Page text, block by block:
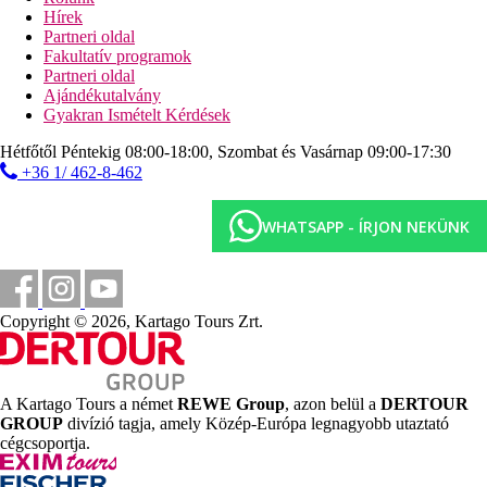
játszótér
Tengerpart
homokos tengerpart
napágyak és napernyők ingyenesen
vízi sportok térítés ellenében (helyi szolgáltatóknál)
pezsgőfürdő
aerobic
kosárlabda
boccia
darts
fitneszterem
teniszpálya
asztalitenisz
Sport és szórakozás térítés ellenében
spa-központ
szolárium
Hírek
Partneri oldal
Fakultatív programok
Partneri oldal
Ajándékutalvány
Gyakran Ismételt Kérdések
Hétfőtől Péntekig 08:00-18:00, Szombat és Vasárnap 09:00-17:30
+36 1/ 462-8-462
WHATSAPP - ÍRJON NEKÜNK
Copyright © 2026, Kartago Tours Zrt.
A Kartago Tours a német REWE Group, azon belül a DERTOUR
GROUP divízió tagja, amely Közép-Európa legnagyobb utaztató
cégcsoportja.